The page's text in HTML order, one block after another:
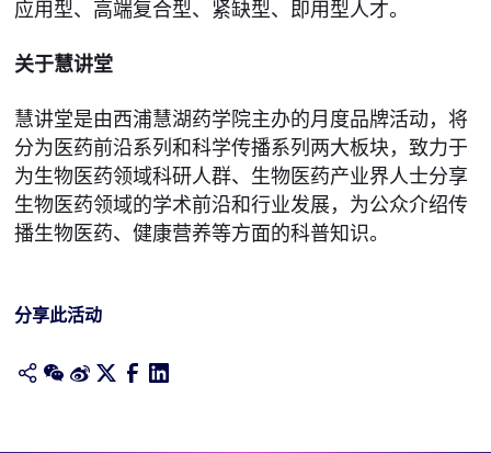
应用型、高端复合型、紧缺型、即用型人才。
关于慧讲堂
慧讲堂是由西浦慧湖药学院主办的月度品牌活动，将
分为医药前沿系列和科学传播系列两大板块，致力于
为生物医药领域科研人群、生物医药产业界人士分享
生物医药领域的学术前沿和行业发展，为公众介绍传
播生物医药、健康营养等方面的科普知识。
分享此活动